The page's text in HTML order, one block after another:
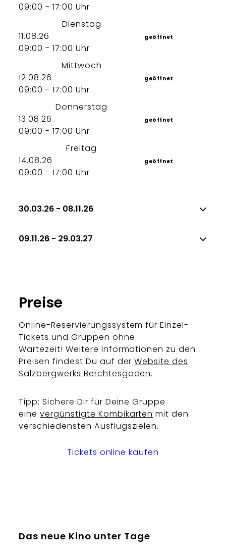
09:00 - 17:00 Uhr
Dienstag
11.08.26
09:00 - 17:00 Uhr
geöffnet
Mittwoch
12.08.26
09:00 - 17:00 Uhr
geöffnet
Donnerstag
13.08.26
09:00 - 17:00 Uhr
geöffnet
Freitag
14.08.26
09:00 - 17:00 Uhr
geöffnet
30.03.26 - 08.11.26
09.11.26 - 29.03.27
Preise
Online-Reservierungssystem für Einzel-
Tickets und Gruppen ohne
Wartezeit! Weitere Informationen zu den
Preisen findest Du auf derWebsite des
Salzbergwerks Berchtesgaden.
Tipp: Sichere Dir für Deine Gruppe
einevergünstigte Kombikarten mit den
verschiedensten Ausflugszielen.
Tickets online kaufen
Das neue Kino unter Tage